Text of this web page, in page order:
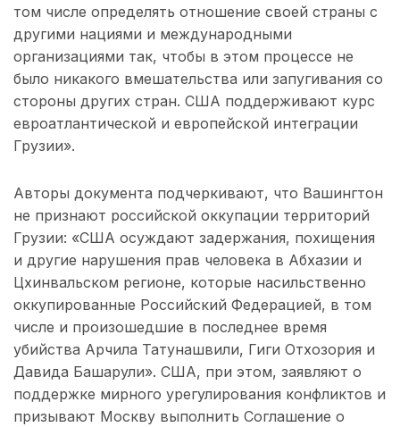
том числе определять отношение своей страны с
другими нациями и международными
организациями так, чтобы в этом процессе не
было никакого вмешательства или запугивания со
стороны других стран. США поддерживают курс
евроатлантической и европейской интеграции
Грузии».
Авторы документа подчеркивают, что Вашингтон
не признают российской оккупации территорий
Грузии: «США осуждают задержания, похищения
и другие нарушения прав человека в Абхазии и
Цхинвальском регионе, которые насильственно
оккупированные Российский Федерацией, в том
числе и произошедшие в последнее время
убийства Арчила Татунашвили, Гиги Отхозория и
Давида Башарули». США, при этом, заявляют о
поддержке мирного урегулирования конфликтов и
призывают Москву выполнить Соглашение о